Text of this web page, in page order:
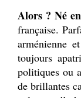
Alors ? Né
française.
arménienne
toujours
politiques ou
de brillantes